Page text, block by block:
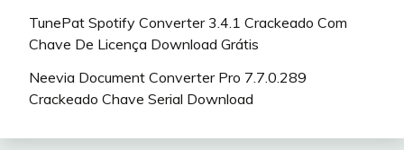
TunePat Spotify Converter 3.4.1 Crackeado Com
Chave De Licença Download Grátis
Neevia Document Converter Pro 7.7.0.289
Crackeado Chave Serial Download